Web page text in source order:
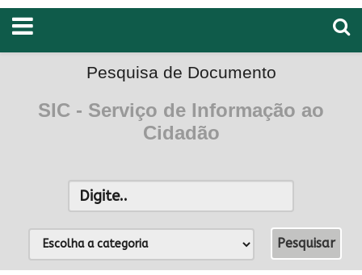
Pesquisa de Documento
SIC - Serviço de Informação ao
Cidadão